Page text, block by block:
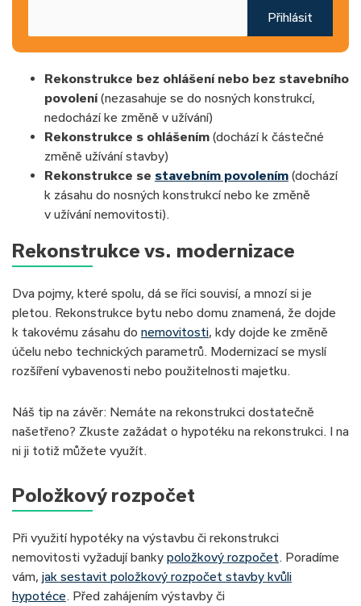
Přihlásit
Rekonstrukce bez ohlášení nebo bez stavebního
povolení(nezasahuje se do nosných konstrukcí,
nedochází ke změně v užívání)
Rekonstrukce s ohlášením (dochází k částečné
změně užívání stavby)
Rekonstrukce se stavebním povolením (dochází
k zásahu do nosných konstrukcí nebo ke změně
v užívání nemovitosti).
Rekonstrukce vs. modernizace
Dva pojmy, které spolu, dá se říci souvisí, a mnozí si je
pletou. Rekonstrukce bytu nebo domu znamená, že dojde
k takovému zásahu do nemovitosti, kdy dojde ke změně
účelu nebo technických parametrů. Modernizací se myslí
rozšíření vybavenosti nebo použitelnosti majetku.
Náš tip na závěr: Nemáte na rekonstrukci dostatečně
našetřeno? Zkuste zažádat o hypotéku na rekonstrukci. I na
ni ji totiž můžete využít.
Položkový rozpočet
Při využití hypotéky na výstavbu či rekonstrukci
nemovitosti vyžadují banky položkový rozpočet. Poradíme
vám, jak sestavit položkový rozpočet stavby kvůli
hypotéce. Před zahájením výstavby či